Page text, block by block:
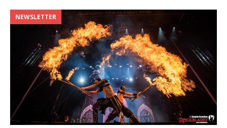
NEWSLETTER